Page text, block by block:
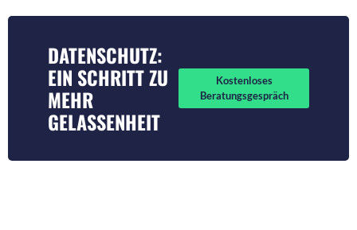
DATENSCHUTZ:
EIN SCHRITT ZU
MEHR
GELASSENHEIT
Kostenloses
Beratungsgespräch